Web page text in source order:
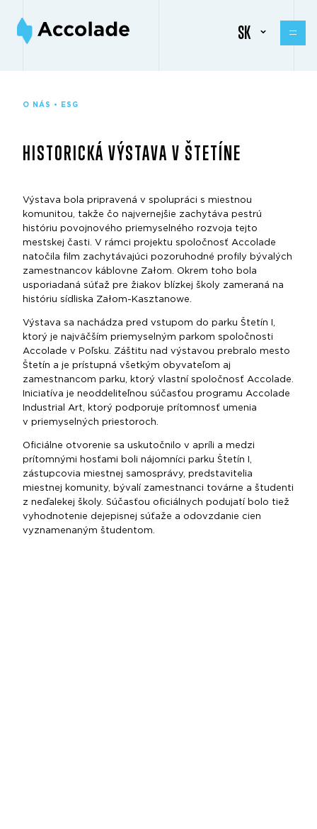
SK
O NÁS • ESG
HISTORICKÁ VÝSTAVA V ŠTETÍNE
Výstava bola pripravená v spolupráci s miestnou
komunitou, takže čo najvernejšie zachytáva pestrú
históriu povojnového priemyselného rozvoja tejto
mestskej časti. V rámci projektu spoločnosť Accolade
natočila film zachytávajúci pozoruhodné profily bývalých
zamestnancov káblovne Załom. Okrem toho bola
usporiadaná súťaž pre žiakov blízkej školy zameraná na
históriu sídliska Załom-Kasztanowe.
Výstava sa nachádza pred vstupom do parku Štetín I,
ktorý je najväčším priemyselným parkom spoločnosti
Accolade v Poľsku. Záštitu nad výstavou prebralo mesto
Štetín a je prístupná všetkým obyvateľom aj
zamestnancom parku, ktorý vlastní spoločnosť Accolade.
Iniciatíva je neoddeliteľnou súčasťou programu Accolade
Industrial Art, ktorý podporuje prítomnosť umenia
v priemyselných priestoroch.
Oficiálne otvorenie sa uskutočnilo v apríli a medzi
prítomnými hosťami boli nájomníci parku Štetín I,
zástupcovia miestnej samosprávy, predstavitelia
miestnej komunity, bývalí zamestnanci továrne a študenti
z neďalekej školy. Súčasťou oficiálnych podujatí bolo tiež
vyhodnotenie dejepisnej súťaže a odovzdanie cien
vyznamenaným študentom.